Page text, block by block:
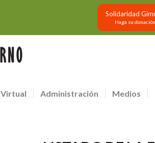
Solidaridad
Haga su
Virtual Administración Medios